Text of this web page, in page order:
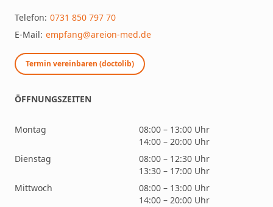
Telefon: 0731 850 797 70
E-Mail: empfang@areion-med.de
Termin vereinbaren (doctolib)
ÖFFNUNGSZEITEN
Montag
08:00 – 13:00 Uhr
14:00 – 20:00 Uhr
Dienstag
08:00 – 12:30 Uhr
13:30 – 17:00 Uhr
Mittwoch
08:00 – 13:00 Uhr
14:00 – 20:00 Uhr